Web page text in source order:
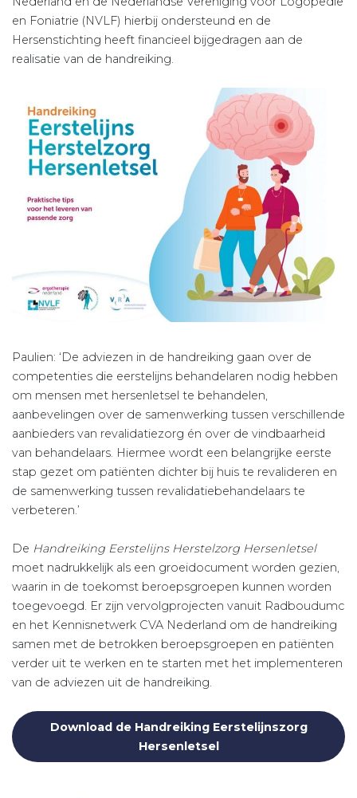
en Foniatrie (NVLF) hierbij ondersteund en de
Hersenstichting heeft financieel bijgedragen aan de
realisatie van de handreiking.
Paulien: ‘De adviezen in de handreiking gaan over de
competenties die eerstelijns behandelaren nodig hebben
om mensen met hersenletsel te behandelen,
aanbevelingen over de samenwerking tussen verschillende
aanbieders van revalidatiezorg én over de vindbaarheid
van behandelaars. Hiermee wordt een belangrijke eerste
stap gezet om patiënten dichter bij huis te revalideren en
de samenwerking tussen revalidatiebehandelaars te
verbeteren.’
De Handreiking Eerstelijns Herstelzorg Hersenletsel
moet nadrukkelijk als een groeidocument worden gezien,
waarin in de toekomst beroepsgroepen kunnen worden
toegevoegd. Er zijn vervolgprojecten vanuit Radboudumc
en het Kennisnetwerk CVA Nederland om de handreiking
samen met de betrokken beroepsgroepen en patiënten
verder uit te werken en te starten met het implementeren
van de adviezen uit de handreiking.
Download de Handreiking Eerstelijnszorg
Hersenletsel